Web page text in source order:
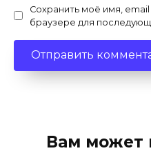
Сохранить моё имя,
браузере для
Вам может